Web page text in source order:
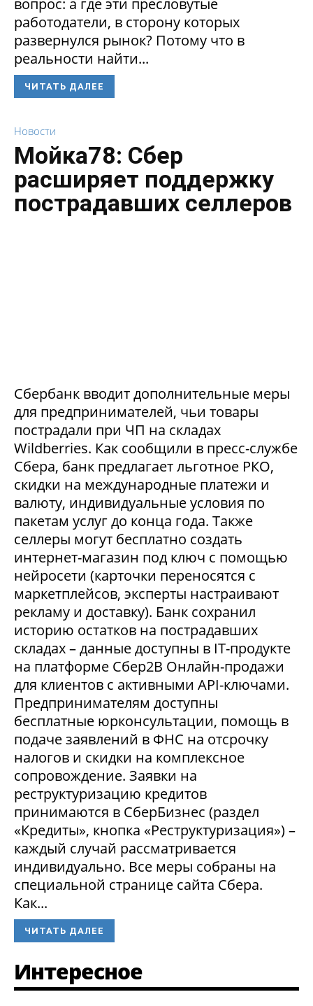
работодатели, в сторону которых
развернулся рынок? Потому что в
реальности найти...
ЧИТАТЬ ДАЛЕЕ
Новости
Мойка78: Сбер
расширяет поддержку
пострадавших селлеров
Сбербанк вводит дополнительные меры
для предпринимателей, чьи товары
пострадали при ЧП на складах
Wildberries. Как сообщили в пресс-службе
Сбера, банк предлагает льготное РКО,
скидки на международные платежи и
валюту, индивидуальные условия по
пакетам услуг до конца года. Также
селлеры могут бесплатно создать
интернет-магазин под ключ с помощью
нейросети (карточки переносятся с
маркетплейсов, эксперты настраивают
рекламу и доставку). Банк сохранил
историю остатков на пострадавших
складах – данные доступны в IT-продукте
на платформе Сбер2В Онлайн-продажи
для клиентов с активными API-ключами.
Предпринимателям доступны
бесплатные юрконсультации, помощь в
подаче заявлений в ФНС на отсрочку
налогов и скидки на комплексное
сопровождение. Заявки на
реструктуризацию кредитов
принимаются в СберБизнес (раздел
«Кредиты», кнопка «Реструктуризация») –
каждый случай рассматривается
индивидуально. Все меры собраны на
специальной странице сайта Сбера.
Как...
ЧИТАТЬ ДАЛЕЕ
Интересное